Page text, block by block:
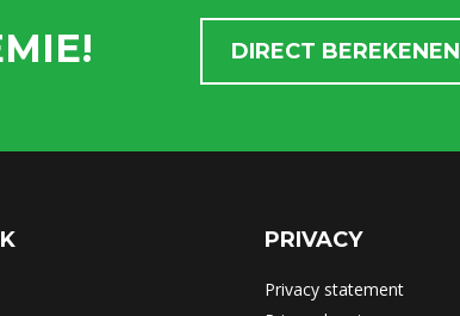
DIRECT BEREKENEN
PRIVACY
Privacy statement